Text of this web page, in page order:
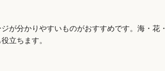
が分かりやすいものがおすすめです。海・花・
立ちます。